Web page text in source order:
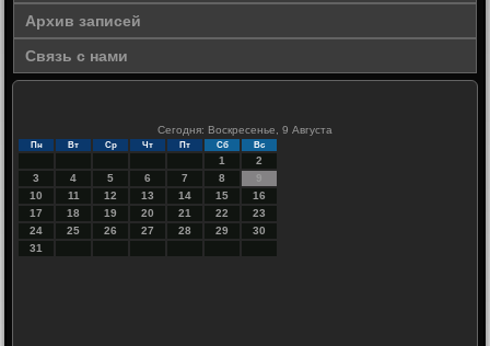
Архив записей
Связь с нами
Сегодня: Воскресенье, 9 Августа
Пн Вт Ср Чт Пт Сб Вс
1
2
3
4 5 6 7 8
9
10
11 12 13 14 15
16
17
18 19 20 21 22
23
24
25 26 27 28 29
30
31